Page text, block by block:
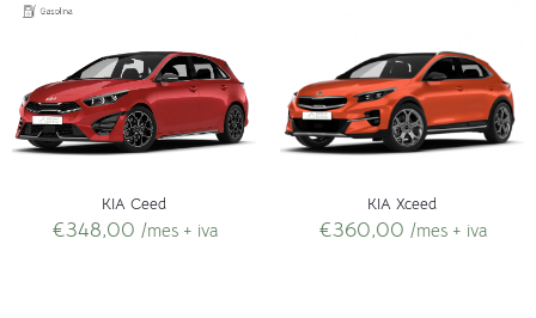
KIA Ceed
€348,00 /mes + iva
KIA Xceed
€360,00 /mes + iva